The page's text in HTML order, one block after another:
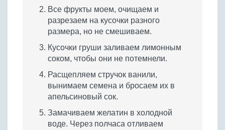
Все фрукты моем, очищаем и
разрезаем на кусочки разного
размера, но не смешиваем.
Кусочки груши заливаем лимонным
соком, чтобы они не потемнели.
Расщепляем стручок ванили,
вынимаем семена и бросаем их в
апельсиновый сок.
Замачиваем желатин в холодной
воде. Через полчаса отливаем